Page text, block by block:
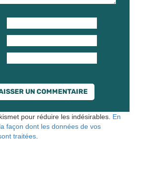
pour réduire les indésirables. En
façon dont les données de vos
traitées